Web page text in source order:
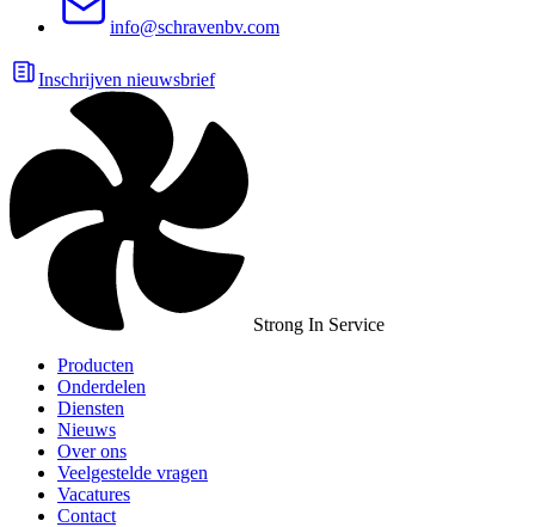
info@schravenbv.com
Inschrijven nieuwsbrief
Strong In Service
Producten
Onderdelen
Diensten
Nieuws
Over ons
Veelgestelde vragen
Vacatures
Contact